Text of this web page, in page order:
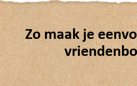
Zo maak je